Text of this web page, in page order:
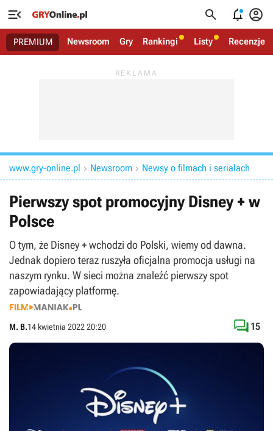
   
PREMIUM Newsroom Gry Rankingi Listy Recenzje
www.gry-online.pl  Newsroom  Newsy o filmach i serialach
Pierwszy spot promocyjny Disney + w
Polsce
O tym, że Disney + wchodzi do Polski, wiemy od dawna.
Jednak dopiero teraz ruszyła oficjalna promocja usługi na
naszym rynku. W sieci można znaleźć pierwszy spot
zapowiadający platformę.
M. B.14 kwietnia 2022 20:20  15